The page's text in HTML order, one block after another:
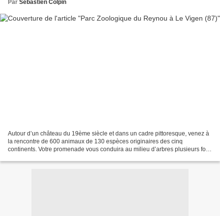
Par Sébastien Colpin
Autour d’un château du 19ème siècle et dans un cadre pittoresque, venez à
la rencontre de 600 animaux de 130 espèces originaires des cinq
continents. Votre promenade vous conduira au milieu d’arbres plusieurs fois